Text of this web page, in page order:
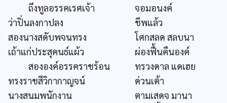
ถึงทูลอรรคเรศเจ้า
จอมอนงค์
ว่าปิ่นลงกาปลง
ชีพแล้ว
สองนางสดับพจนทรง
โศกสลด สลบนา
เถ้าแก่ประสุคนธ์แผ้ว
ผ่องฟื้นคืนองค์
สององค์อรรคราชร้อน
ทรวงดาล แดเฮย
ทรงราชสีวิกากาญจน์
ด่วนเต้า
นางสนมพนักงาน
ตามเสดจ มานา